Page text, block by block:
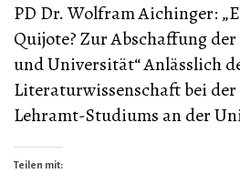
PD Dr. Wolfram Aichinger:
Quijote? Zur Abschaffung
und Universität“ Anlässlich
Literaturwissenschaft bei der
Lehramt-Studiums an der
Teilen mit: